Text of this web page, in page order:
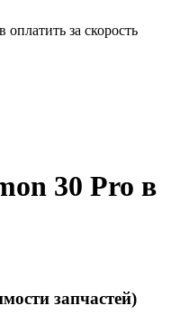
за скорость
30 Pro в
запчастей)